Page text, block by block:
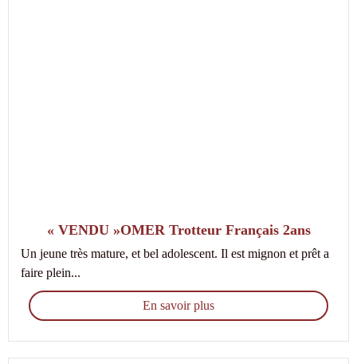
« VENDU »OMER Trotteur Français 2ans
Un jeune très mature, et bel adolescent. Il est mignon et prêt a
faire plein...
En savoir plus